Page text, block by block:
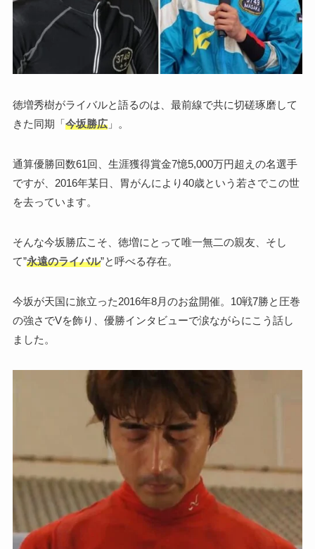
徳増秀樹がライバルと語るのは、最前線で共に切磋琢磨して
きた同期「今坂勝広」。
通算優勝回数61回、生涯獲得賞金7憶5,000万円超えの名選手
ですが、2016年某日、胃がんにより40歳という若さでこの世
を去っています。
そんな今坂勝広こそ、徳増にとって唯一無二の親友、そし
て”永遠のライバル”と呼べる存在。
今坂が天国に旅立った2016年8月のお盆開催。10戦7勝と圧巻
の強さでVを飾り、優勝インタビューで涙ながらにこう話し
ました。